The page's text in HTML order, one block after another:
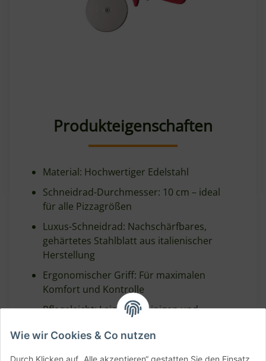
Wie wir Cookies & Co nutzen
Durch Klicken auf „Alle akzeptieren“ gestatten Sie den Einsatz
Produkteigenschaften
Material: Hochwertiger Edelstahl
Schneidrad-Durchmesser: 10 cm – ideal
für alle Pizzagrößen
Luxus-Schneidrad: Nachschärfbares,
gehärtetes Stahlblatt aus italienischer
Herstellung
Ergonomischer Griff: Für maximalen
Komfort und Kontrolle
Pflegeleicht: Leicht zu reinigen und
Vielseitig einsetzbar: Perfekt für Pizza,
Fladenbrot oder andere Backwaren